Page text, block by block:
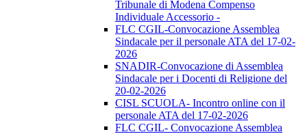
Tribunale di Modena Compenso
Individuale Accessorio -
FLC CGIL-Convocazione Assemblea
Sindacale per il personale ATA del 17-02-
2026
SNADIR-Convocazione di Assemblea
Sindacale per i Docenti di Religione del
20-02-2026
CISL SCUOLA- Incontro online con il
personale ATA del 17-02-2026
FLC CGIL- Convocazione Assemblea